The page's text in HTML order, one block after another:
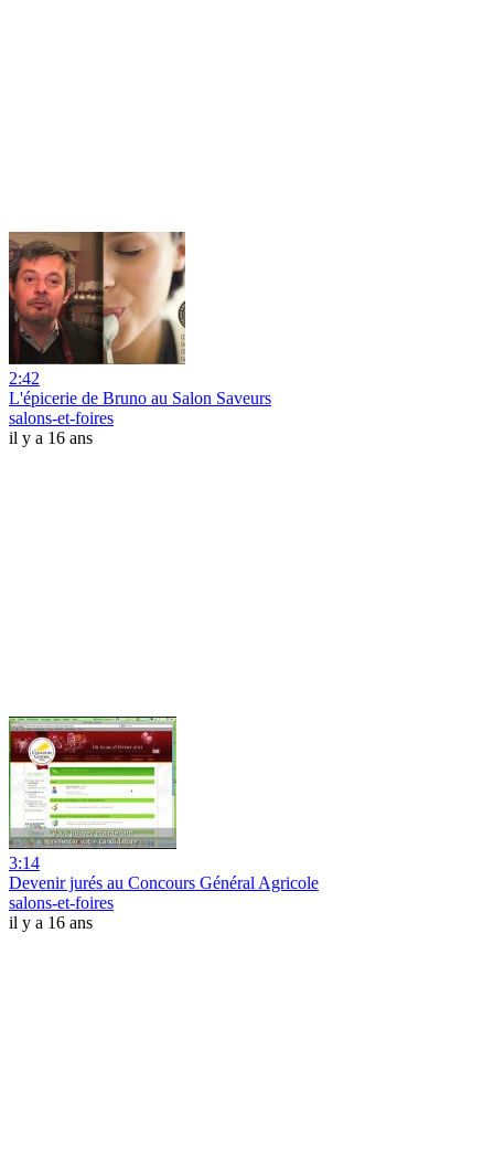
2:42
L'épicerie de Bruno au Salon Saveurs
salons-et-foires
il y a 16 ans
3:14
Devenir jurés au Concours Général Agricole
salons-et-foires
il y a 16 ans